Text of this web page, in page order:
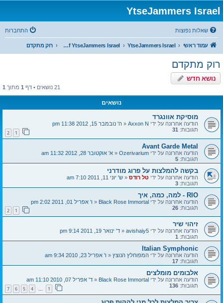
YtseJammers Israel
שאלות נפוצות התחברות
עמוד ראשי YtseJammers Israel
The Theatre of YtseJammers Israel רוק מתקדם
רוק מתקדם
נושא חדש
21 נושאים • דף 1 מתוך 1
נושאים
מוסיקת אוונגרד
הודעה אחרונה על ידי Axxon N
« ה' נובמבר 15, 2012 11:38 pm
תגובות: 31
1
2
Avant Garde Metal
הודעה אחרונה על ידי Ozerivarium
« א' אוקטובר 28, 2012 11:32 am
תגובות: 5
בקשה להמלצות על פרוג מודרני
הודעה אחרונה על ידי טל רודס « ש' יוני 11, 2011 7:10 am
תגובות: 3
RIO - למה, כמה, איך
הודעה אחרונה על ידי Black Rose Immortal
« ו' אפריל 01, 2011 2:02 pm
תגובות: 26
1
2
זיהוי שיר
הודעה אחרונה על ידי avishaiy5
« ד' ינואר 19, 2011 9:14 pm
תגובות: 1
Italian Symphonic
הודעה אחרונה על ידי המפוחלץ הנוצץ « ו' אפריל 23, 2010 9:34 am
תגובות: 17
אלבומים מומלצים
הודעה אחרונה על ידי Black Rose Immortal
« ד' אפריל 07, 2010 11:10 am
תגובות: 136
1
…
4
5
6
7